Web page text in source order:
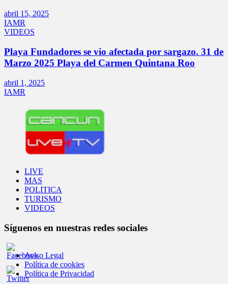
abril 15, 2025
IAMR
VIDEOS
Playa Fundadores se vio afectada por sargazo. 31 de
Marzo 2025 Playa del Carmen Quintana Roo
abril 1, 2025
IAMR
LIVE
MAS
POLITICA
TURISMO
VIDEOS
Síguenos en nuestras redes sociales
Aviso Legal
Política de cookies
Política de Privacidad